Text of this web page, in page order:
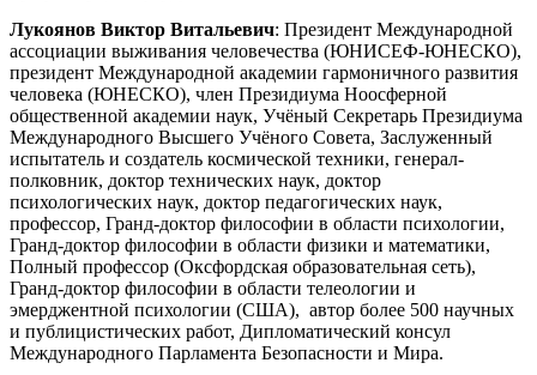
Лукоянов Виктор Витальевич: Президент Международной
ассоциации выживания человечества (ЮНИСЕФ-ЮНЕСКО),
президент Международной академии гармоничного развития
человека (ЮНЕСКО), член Президиума Ноосферной
общественной академии наук, Учёный Секретарь Президиума
Международного Высшего Учёного Совета, Заслуженный
испытатель и создатель космической техники, генерал-
полковник, доктор технических наук, доктор
психологических наук, доктор педагогических наук,
профессор, Гранд-доктор философии в области психологии,
Гранд-доктор философии в области физики и математики,
Полный профессор (Оксфордская образовательная сеть),
Гранд-доктор философии в области телеологии и
эмерджентной психологии (США), автор более 500 научных
и публицистических работ, Дипломатический консул
Международного Парламента Безопасности и Мира.